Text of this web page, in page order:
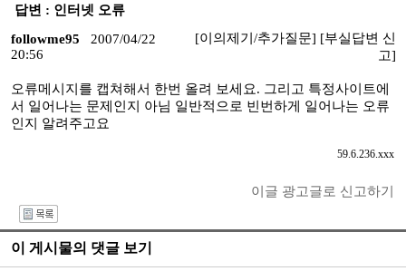
답변 : 인터넷 오류
followme95
2007/04/22
20:56
[이의제기/추가질문] [부실답변 신
고]
오류메시지를 캡쳐해서 한번 올려 보세요. 그리고 특정사이트에
서 일어나는 문제인지 아님 일반적으로 빈번하게 일어나는 오류
인지 알려주고요
59.6.236.xxx
이글 광고글로 신고하기
이 게시물의 댓글 보기